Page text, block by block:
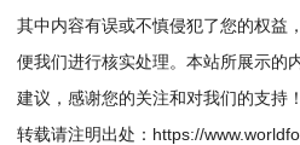
其中内容有误或不慎侵犯了您的权益
便我们进行核实处理。本站所展示的
建议，感谢您的关注和对我们的支持！
转载请注明出处： https://